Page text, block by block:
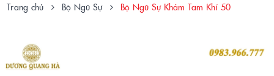
Trang chủ Bộ Ngũ Sự Bộ Ngũ Sự Khảm Tam Khí 50